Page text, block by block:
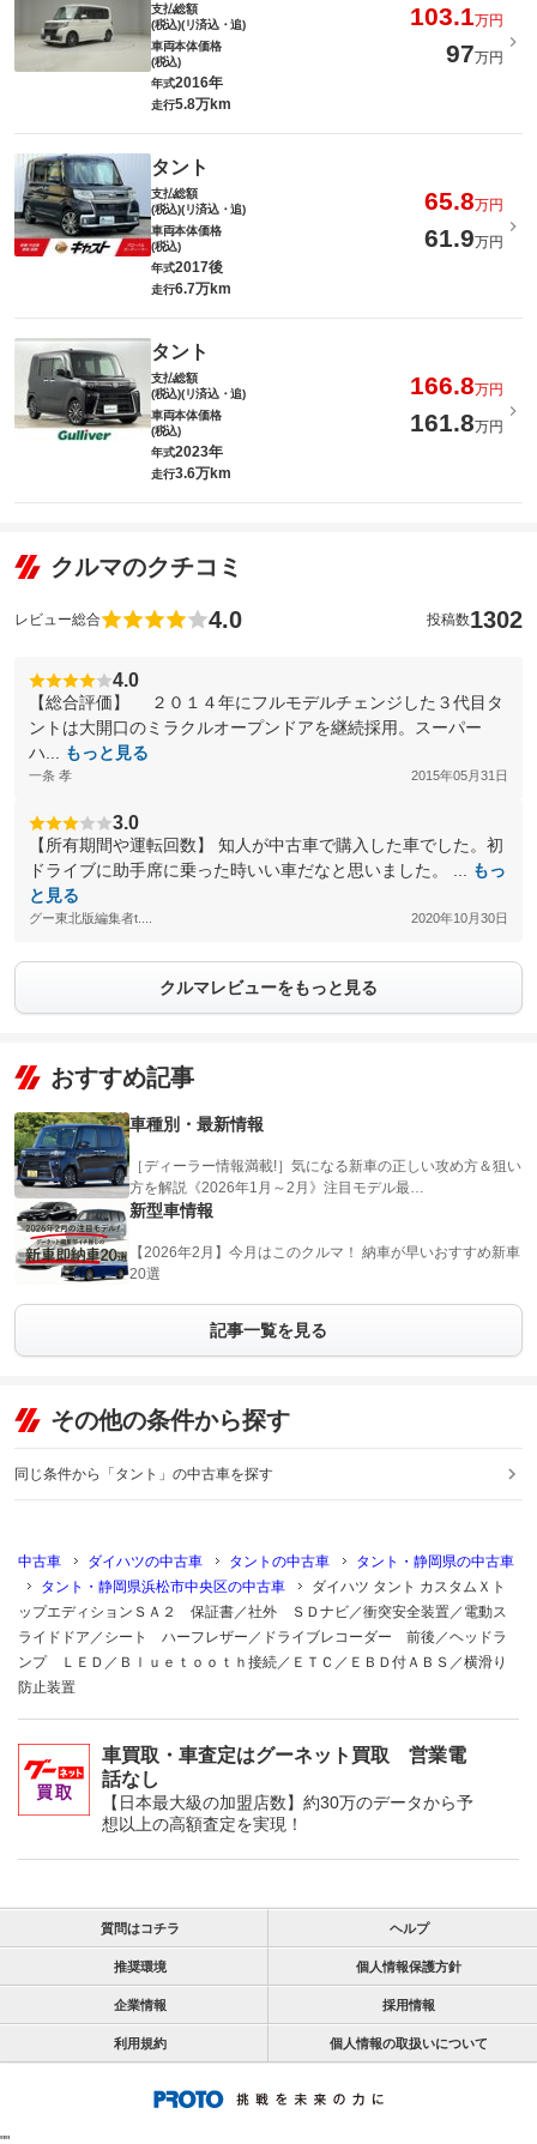
支払総額
(税込)(リ済込・追)
103.1万円
車両本体価格
(税込)
97万円
年式2016年
走行5.8万km
タント
支払総額
(税込)(リ済込・追)
65.8万円
車両本体価格
(税込)
61.9万円
年式2017後
走行6.7万km
タント
支払総額
(税込)(リ済込・追)
166.8万円
車両本体価格
(税込)
161.8万円
年式2023年
走行3.6万km
クルマのクチコミ
レビュー総合 4.0 投稿数1302
4.0
【総合評価】 ２０１４年にフルモデルチェンジした３代目タ
ントは大開口のミラクルオープンドアを継続採用。スーパー
ハ...
もっと見る
一条 孝 2015年05月31日
3.0
【所有期間や運転回数】 知人が中古車で購入した車でした。初
ドライブに助手席に乗った時いい車だなと思いました。 ...
もっ
と見る
グー東北版編集者t.... 2020年10月30日
クルマレビューをもっと見る
おすすめ記事
車種別・最新情報
［ディーラー情報満載!］気になる新車の正しい攻め方＆狙い
方を解説《2026年1月～2月》注目モデル最…
新型車情報
【2026年2月】今月はこのクルマ！ 納車が早いおすすめ新車
20選
記事一覧を見る
その他の条件から探す
同じ条件から「タント」の中古車を探す
中古車 ダイハツの中古車 タントの中古車
タント・静岡県の中古車
タント・静岡県浜松市中央区の中古車
ダイハツ タント カスタムＸト
ップエディションＳＡ２ 保証書／社外 ＳＤナビ／衝突安全装置／電動ス
ライドドア／シート ハーフレザー／ドライブレコーダー 前後／ヘッドラ
ンプ ＬＥＤ／Ｂｌｕｅｔｏｏｔｈ接続／ＥＴＣ／ＥＢＤ付ＡＢＳ／横滑り
防止装置
車買取・車査定はグーネット買取 営業電
話なし
【日本最大級の加盟店数】約30万のデータから予
想以上の高額査定を実現！
質問はコチラ ヘルプ
推奨環境 個人情報保護方針
企業情報 採用情報
利用規約 個人情報の取扱いについて